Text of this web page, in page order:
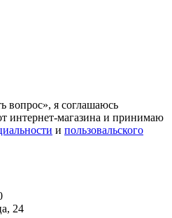
вопрос», я соглашаюсь
интернет-магазина и принимаю
и пользовальского
24